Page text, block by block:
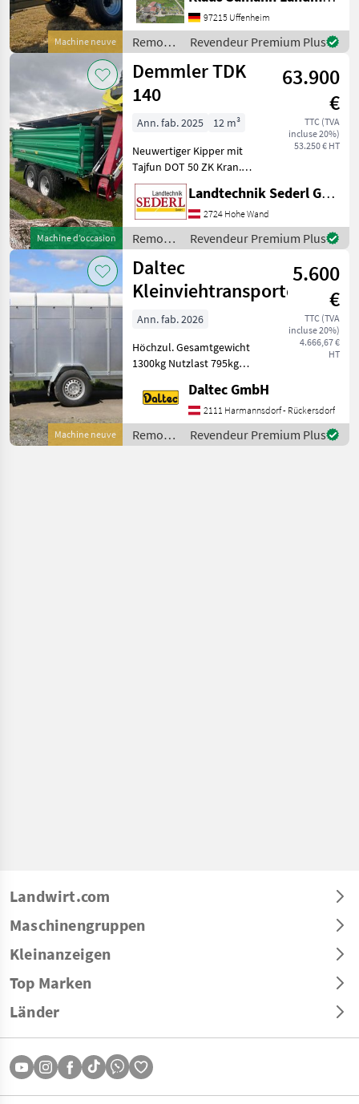
Machine neuve
Luft hinten, Planenaufbau
mit Rollplane,
Bedienplattform,
Bordwände mit Powerfle
97215 Uffenheim
Remorques
/
Brantner
Revendeur Premium Plus
Machine d’occasion
Demmler TDK
140
63.900
€
TTC (TVA
incluse 20%)
53.250 € HT
Ann. fab. 2025
12 m³
Neuwertiger Kipper mit
Tajfun DOT 50 ZK Kran.
Kran mit Euro-
Drehhebelsteuerung 4, 5 to.
Rotator und Holzgreifer GR
130 Pendelbremse Flap
Down Abstützung Kranse
Landtechnik Sederl GmbH
2724 Hohe Wand
Remorques
/
Demmler
Revendeur Premium Plus
Machine neuve
Daltec
Kleinviehtransporter
5.600
€
TTC (TVA
incluse 20%)
4.666,67 €
HT
Ann. fab. 2026
Höchzul. Gesamtgewicht
1300kg Nutzlast 795kg
2580x1400x1480
Außenmasse:
4160x1910x2120 Reifen
185R14C 1 Achse Aufbau •
Daltec GmbH
2111 Harmannsdorf - Rückersdorf
Remorques
/ Daltec
Revendeur Premium Plus
Landwirt.com
Maschinengruppen
Kleinanzeigen
Top Marken
Länder